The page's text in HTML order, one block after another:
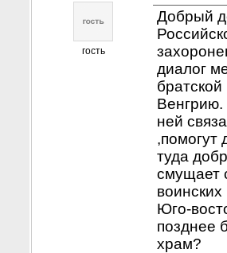
гость
Добрый
диалог
Венгрию.
ней
,помогут
туда
смущает
Юго-
позднее
храм?